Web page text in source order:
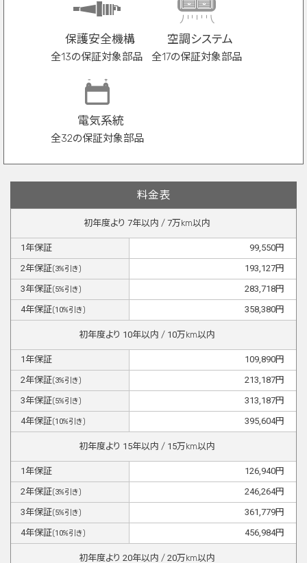
保護安全機構
全13の保証対象部品
空調システム
全17の保証対象部品
電気系統
全32の保証対象部品
料金表
初年度より 7年以内 / 7万km以内
1年保証 99,550円
2年保証(3%引き) 193,127円
3年保証(5%引き) 283,718円
4年保証(10%引き) 358,380円
初年度より 10年以内 / 10万km以内
1年保証 109,890円
2年保証(3%引き) 213,187円
3年保証(5%引き) 313,187円
4年保証(10%引き) 395,604円
初年度より 15年以内 / 15万km以内
1年保証 126,940円
2年保証(3%引き) 246,264円
3年保証(5%引き) 361,779円
4年保証(10%引き) 456,984円
初年度より 20年以内 / 20万km以内